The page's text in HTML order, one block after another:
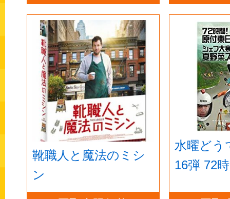
靴職人と魔法のミシ
ン
水曜どう
16弾 72